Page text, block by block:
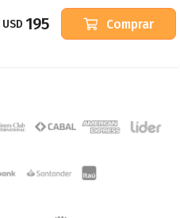
USD 195 Comprar